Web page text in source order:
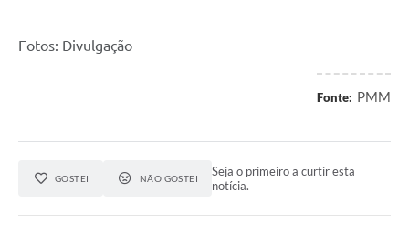
Fotos: Divulgação
Fonte: PMM
GOSTEI NÃO GOSTEI
Seja o primeiro a curtir esta
notícia.